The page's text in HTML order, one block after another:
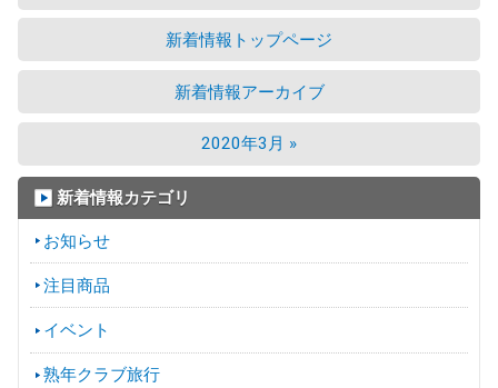
新着情報トップページ
新着情報アーカイブ
2020年3月 »
新着情報カテゴリ
お知らせ
注目商品
イベント
熟年クラブ旅行